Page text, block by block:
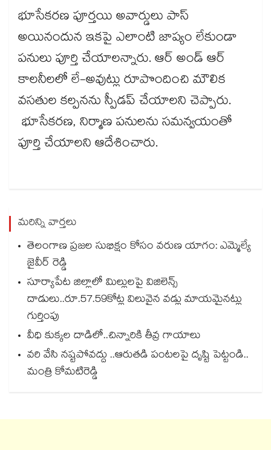
భూసేకరణ పూర్తయి అవార్డులు పాస్
అయినందున ఇకపై ఎలాంటి జాప్యం లేకుండా
పనులు పూర్తి చేయాలన్నారు. ఆర్‌‌‌‌‌‌‌‌‌‌‌‌‌‌‌‌ అండ్‌‌‌‌‌‌‌‌‌‌‌‌‌‌‌‌ ఆర్
కాలనీలలో లే-అవుట్లు రూపొందించి మౌలిక
వసతుల కల్పనను స్పీడప్​ చేయాలని చెప్పారు.
భూసేకరణ, నిర్మాణ పనులను సమన్వయంతో
పూర్తి చేయాలని ఆదేశించారు.
మరిన్ని వార్తలు
తెలంగాణ ప్రజల సుభిక్షం కోసం వరుణ యాగం: ఎమ్మెల్యే
జైవీర్ రెడ్డి
సూర్యాపేట జిల్లాలో మిల్లులపై విజిలెన్స్
దాడులు..రూ.57.59కోట్ల విలువైన వడ్లు మాయమైనట్లు
గుర్తింపు
వీధి కుక్కల దాడిలో..చిన్నారికి తీవ్ర గాయాలు
వరి వేసి నష్టపోవద్దు ..ఆరుతడి పంటలపై దృష్టి పెట్టండి..
మంత్రి కోమటిరెడ్డి